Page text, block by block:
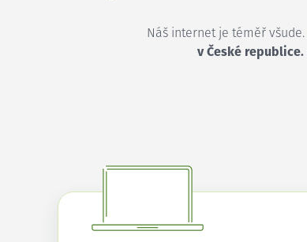
Náš internet je téměř všude.
v České republice.